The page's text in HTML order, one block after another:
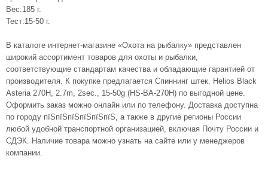
Вес:185 г.
Тест:15-50 г.
В каталоге интернет-магазине «Охота на рыбалку» представлен
широкий ассортимент товаров для охоты и рыбалки,
соответствующие стандартам качества и обладающие гарантией от
производителя. К покупке предлагается Спиннинг штек. Helios Black
Asteria 270H, 2.7m, 2sec., 15-50g (HS-BA-270H) по выгодной цене.
Оформить заказ можно онлайн или по телефону. Доставка доступна
по городу пїЅпїЅпїЅпїЅпїЅпїЅ, а также в другие регионы России
любой удобной транспортной организацией, включая Почту России и
СДЭК. Наличие товара можно узнать на сайте или у менеджеров
компании.